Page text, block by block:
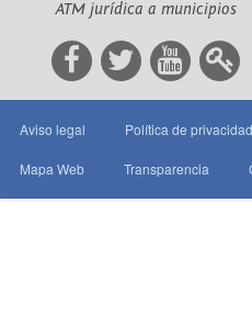
ATM jurídica a municipios
Aviso legal Política de privacidad
Mapa Web Transparencia